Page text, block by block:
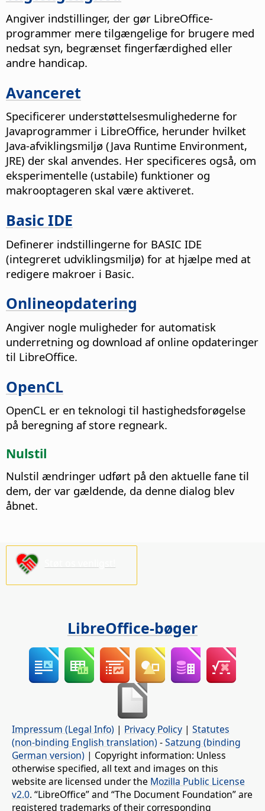
Angiver indstillinger, der gør LibreOffice-
programmer mere tilgængelige for brugere med
nedsat syn, begrænset fingerfærdighed eller
andre handicap.
Avanceret
Specificerer understøttelsesmulighederne for
Javaprogrammer i LibreOffice, herunder hvilket
Java-afviklingsmiljø (Java Runtime Environment,
JRE) der skal anvendes. Her specificeres også, om
eksperimentelle (ustabile) funktioner og
makrooptageren skal være aktiveret.
Basic IDE
Definerer indstillingerne for BASIC IDE
(integreret udviklingsmiljø) for at hjælpe med at
redigere makroer i Basic.
Onlineopdatering
Angiver nogle muligheder for automatisk
underretning og download af online opdateringer
til LibreOffice.
OpenCL
OpenCL er en teknologi til hastighedsforøgelse
på beregning af store regneark.
Nulstil
Nulstil ændringer udført på den aktuelle fane til
dem, der var gældende, da denne dialog blev
åbnet.
LibreOffice-bøger
Impressum (Legal Info) | Privacy Policy | Statutes
(non-binding English translation) -Satzung (binding
German version) | Copyright information: Unless
otherwise specified, all text and images on this
website are licensed under the Mozilla Public License
v2.0. “LibreOffice” and “The Document Foundation” are
registered trademarks of their corresponding